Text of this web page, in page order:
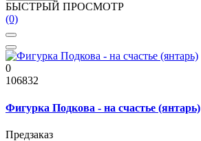
БЫСТРЫЙ ПРОСМОТР
(0)
0
106832
Фигурка Подкова - на счастье (янтарь)
Предзаказ